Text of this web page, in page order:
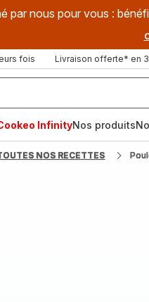
par nous pour vous :
fois Livraison offerte* en
InfinityNos produits
NOS RECETTES